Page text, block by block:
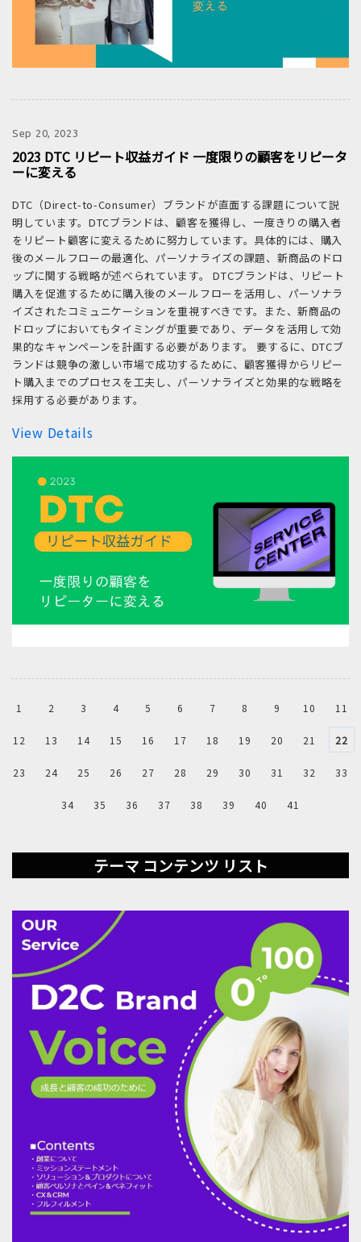
Sep 20, 2023
2023 DTC リピート収益ガイド 一度限りの顧客をリピータ
ーに変える
DTC（Direct-to-Consumer）ブランドが直面する課題について説
明しています。DTCブランドは、顧客を獲得し、一度きりの購入者
をリピート顧客に変えるために努力しています。具体的には、購入
後のメールフローの最適化、パーソナライズの課題、新商品のドロ
ップに関する戦略が述べられています。 DTCブランドは、リピート
購入を促進するために購入後のメールフローを活用し、パーソナラ
イズされたコミュニケーションを重視すべきです。また、新商品の
ドロップにおいてもタイミングが重要であり、データを活用して効
果的なキャンペーンを計画する必要があります。 要するに、DTCブ
ランドは競争の激しい市場で成功するために、顧客獲得からリピー
ト購入までのプロセスを工夫し、パーソナライズと効果的な戦略を
採用する必要があります。
View Details
1 2 3 4 5 6 7 8 9 10 11
12 13 14 15 16 17 18 19 20 21 22
23 24 25 26 27 28 29 30 31 32 33
34 35 36 37 38 39 40 41
テーマ コンテンツ リスト